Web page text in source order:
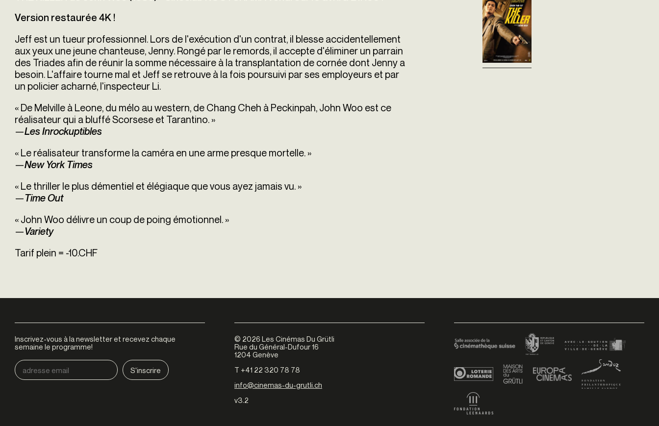
Version restaurée 4K !
Jeff est un tueur professionnel. Lors de l'exécution d'un contrat, il blesse accidentellement
aux yeux une jeune chanteuse, Jenny. Rongé par le remords, il accepte d'éliminer un parrain
des Triades afin de réunir la somme nécessaire à la transplantation de cornée dont Jenny a
besoin. L'affaire tourne mal et Jeff se retrouve à la fois poursuivi par ses employeurs et par
un policier acharné, l'inspecteur Li.
« De Melville à Leone, du mélo au western, de Chang Cheh à Peckinpah, John Woo est ce
réalisateur qui a bluffé Scorsese et Tarantino. »
—Les Inrockuptibles
« Le réalisateur transforme la caméra en une arme presque mortelle. »
—New York Times
« Le thriller le plus démentiel et élégiaque que vous ayez jamais vu. »
—Time Out
« John Woo délivre un coup de poing émotionnel. »
—Variety
Tarif plein = -10.CHF
blesse accidentellement aux
yeux une jeune chanteuse,
Jenny. Rongé par le...
Inscrivez-vous à la newsletter et recevez chaque
semaine le programme!
© 2026 Les Cinémas Du Grütli
Rue du Général-Dufour 16
1204 Genève
T +41 22 320 78 78
info@cinemas-du-grutli.ch
v3.2